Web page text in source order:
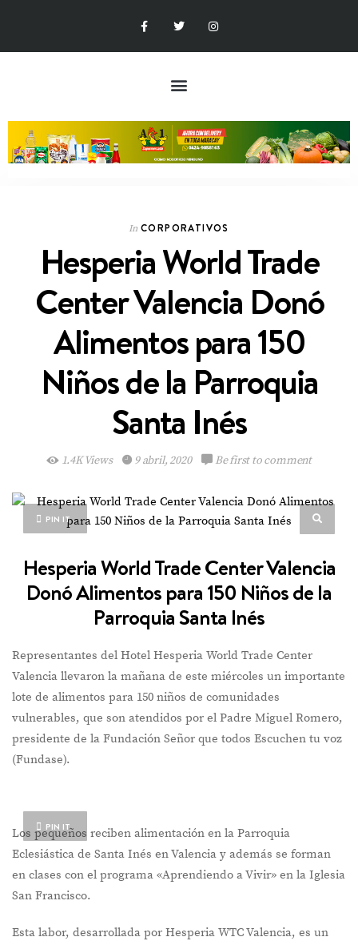
In CORPORATIVOS
Hesperia World Trade
Center Valencia Donó
Alimentos para 150
Niños de la Parroquia
Santa Inés
1.4K Views 9 abril, 2020 Be first to comment
PIN IT
Hesperia World Trade Center Valencia
Donó Alimentos para 150 Niños de la
Parroquia Santa Inés
Representantes del Hotel Hesperia World Trade Center
Valencia llevaron la mañana de este miércoles un importante
lote de alimentos para 150 niños de comunidades
vulnerables, que son atendidos por el Padre Miguel Romero,
presidente de la Fundación Señor que todos Escuchen tu voz
(Fundase).
PIN IT
Los pequeños reciben alimentación en la Parroquia
Eclesiástica de Santa Inés en Valencia y además se forman
en clases con el programa «Aprendiendo a Vivir» en la Iglesia
San Francisco.
Esta labor, desarrollada por Hesperia WTC Valencia, es un